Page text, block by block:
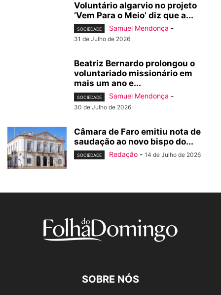
Voluntário algarvio no projeto
‘Vem Para o Meio’ diz que a...
SOCIEDADE Samuel Mendonça -
31 de Julho de 2026
Beatriz Bernardo prolongou o
voluntariado missionário em
mais um ano e...
SOCIEDADE Samuel Mendonça -
30 de Julho de 2026
Câmara de Faro emitiu nota de
saudação ao novo bispo do...
SOCIEDADE Redação - 14 de Julho de 2026
SOBRE NÓS